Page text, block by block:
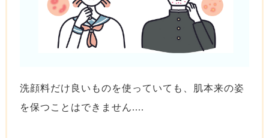
洗顔料だけ良いものを使っていても、肌本来の姿
を保つことはできません....